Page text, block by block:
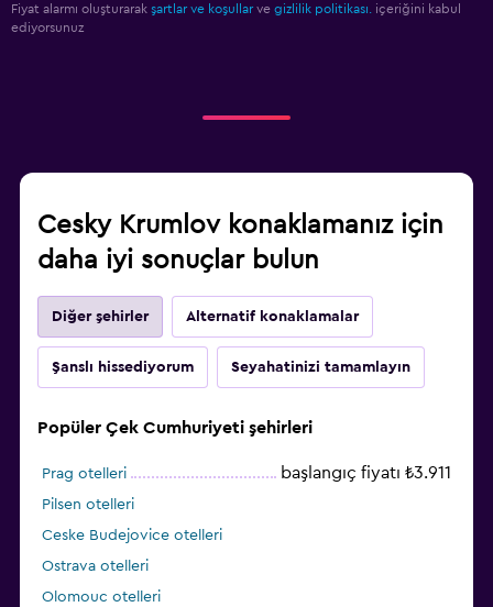
Fiyat alarmı oluşturarak şartlar ve koşullar ve gizlilik politikası.
içeriğini kabul
ediyorsunuz
Cesky Krumlov konaklamanız için
daha iyi sonuçlar bulun
Diğer şehirler Alternatif konaklamalar
Şanslı hissediyorum Seyahatinizi tamamlayın
Popüler Çek Cumhuriyeti şehirleri
Prag otelleri başlangıç fiyatı ₺3.911
Pilsen otelleri
Ceske Budejovice otelleri
Ostrava otelleri
Olomouc otelleri